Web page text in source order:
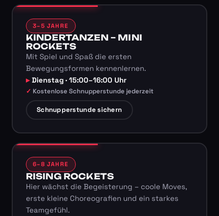
3–5 JAHRE
KINDERTANZEN – MINI
ROCKETS
Mit Spiel und Spaß die ersten
Bewegungsformen kennenlernen.
Dienstag · 15:00–16:00 Uhr
Kostenlose Schnupperstunde jederzeit
Schnupperstunde sichern
6–8 JAHRE
RISING ROCKETS
Hier wächst die Begeisterung – coole Moves,
erste kleine Choreografien und ein starkes
Teamgefühl.